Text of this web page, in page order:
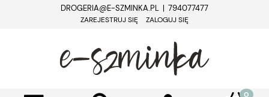
DROGERIA@E-SZMINKA.PL | 794077477
ZAREJESTRUJ SIĘ ZALOGUJ SIĘ